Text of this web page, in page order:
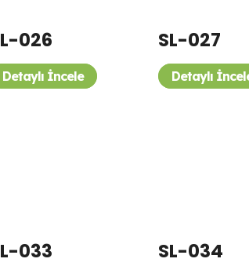
026
Detaylı İncele
SL-027
Detaylı
033 SL-034